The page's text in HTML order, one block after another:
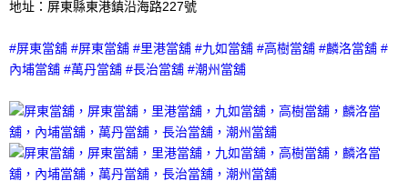
地址：屏東縣東港鎮沿海路227號
#屏東當舖 #屏東當舖 #里港當舖 #九如當舖 #高樹當舖 #麟洛當舖 #
內埔當舖 #萬丹當舖 #長治當舖 #潮州當舖